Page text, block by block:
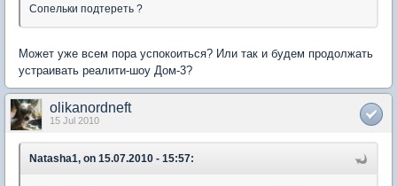
Сопельки подтереть ?
Может уже всем пора успокоиться? Или так и будем продолжать
устраивать реалити-шоу Дом-3?
olikanordneft
15 Jul 2010
Natasha1, on 15.07.2010 - 15:57: